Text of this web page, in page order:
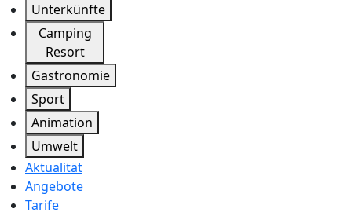
Unterkünfte
Camping
Resort
Gastronomie
Sport
Animation
Umwelt
Aktualität
Angebote
Tarife